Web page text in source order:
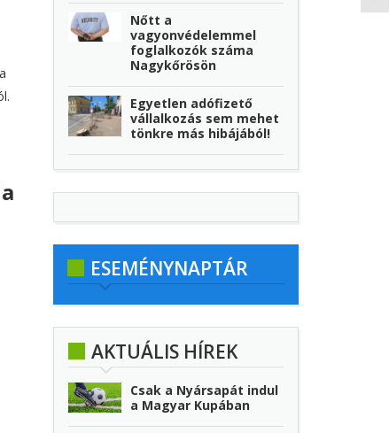
Nőtt a
vagyonvédelemmel
foglalkozók száma
Nagykőrösön
Egyetlen adófizető
vállalkozás sem mehet
tönkre más hibájából!
ESEMÉNYNAPTÁR
AKTUÁLIS HÍREK
Csak a Nyársapát indul
a Magyar Kupában